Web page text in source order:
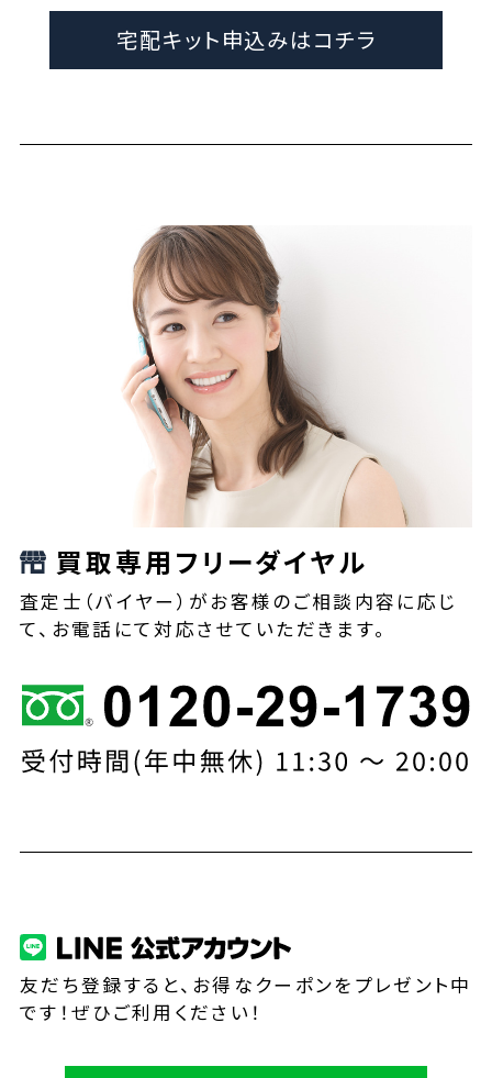
宅配キット申込みはコチラ
買取専用フリーダイヤル
査定士（バイヤー）がお客様のご相談内容に応じ
て、お電話にて対応させていただきます。
友だち登録すると、お得なクーポンをプレゼント中
です！ぜひご利用ください！